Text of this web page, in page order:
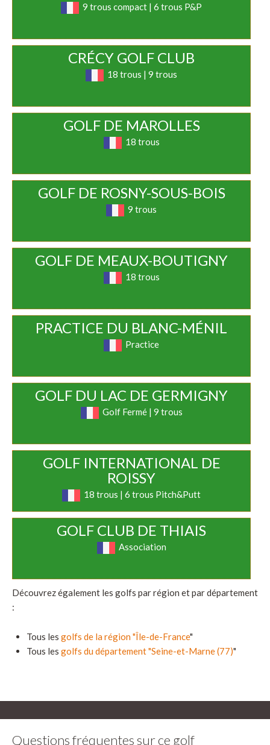
9 trous compact | 6 trous P&P
CRÉCY GOLF CLUB
18 trous | 9 trous
GOLF DE MAROLLES
18 trous
GOLF DE ROSNY-SOUS-BOIS
9 trous
GOLF DE MEAUX-BOUTIGNY
18 trous
PRACTICE DU BLANC-MÉNIL
Practice
GOLF DU LAC DE GERMIGNY
Golf Fermé | 9 trous
GOLF INTERNATIONAL DE
ROISSY
18 trous | 6 trous Pitch&Putt
GOLF CLUB DE THIAIS
Association
Découvrez également les golfs par région et par département
:
Tous les golfs de la région "Île-de-France"
Tous les golfs du département "Seine-et-Marne (77)"
Questions fréquentes sur ce golf